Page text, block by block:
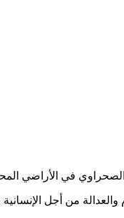
في الأراضي
من أجل